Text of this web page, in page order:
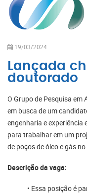
19/03/2024
Lançada
doutorado
O Grupo de Pesquisa em
em busca de um
engenharia e experiência
para trabalhar em um
de poços de óleo e gás
Descrição da vaga:
• Essa posição é